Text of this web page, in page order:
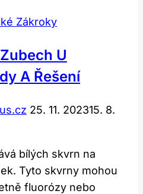
Zákroky
U
A Řešení
25. 11. 202315. 8.
bílých skvrn na
Tyto skvrny mohou
fluorózy nebo